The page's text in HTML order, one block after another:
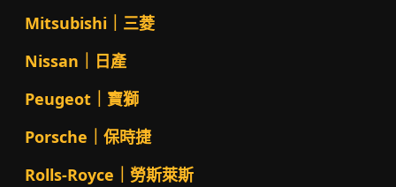
Mitsubishi｜三菱
Nissan｜日產
Peugeot｜寶獅
Porsche｜保時捷
Rolls-Royce｜勞斯萊斯